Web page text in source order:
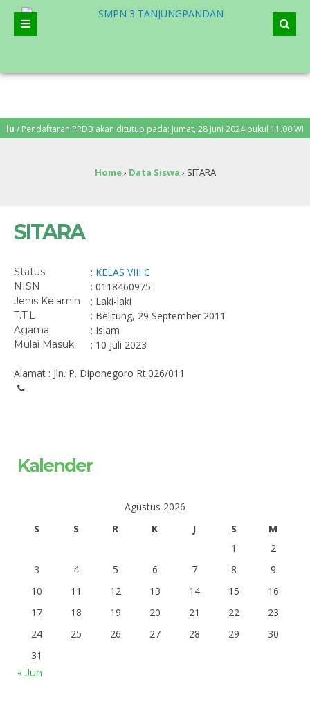
Pendaftaran PPDB akan ditutup pada: Jumat, 28 Juni 2024 pukul 11.00 WIB.
Home› Data Siswa › SITARA
SITARA
Status : KELAS VIII C
NISN : 0118460975
Jenis Kelamin : Laki-laki
T.T.L : Belitung, 29 September 2011
Agama : Islam
Mulai Masuk : 10 Juli 2023
Alamat : Jln. P. Diponegoro Rt.026/011
Kalender
Agustus 2026
S
S R K J S
M
1
2
3
4 5 6 7 8
9
10
11 12 13 14 15
16
17
18 19 20 21 22
23
24
25 26 27 28 29
30
31
« Jun